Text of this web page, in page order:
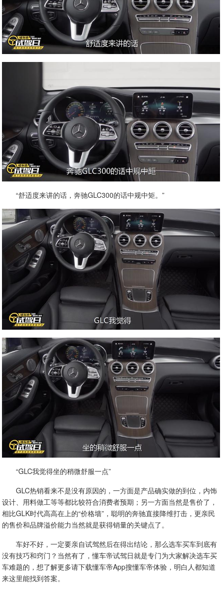
“舒适度来讲的话，奔驰GLC300的话中规中矩。”
“GLC我觉得坐的稍微舒服一点”
GLC热销看来不是没有原因的，一方面是产品确实做的到位，内饰
设计、用料做工等等都比较符合消费者预期；另一方面当然是售价了，
相比GLK时代高高在上的“价格墙”，聪明的奔驰直接降维打击，更亲民
的售价和品牌溢价能力当然就是获得销量的关键点了。
车好不好，一定要亲自试驾然后在得出结论，那么选车买车到底有
没有技巧和窍门？当然有了，懂车帝试驾日就是专门为大家解决选车买
车难题的，想了解更多请下载懂车帝App搜懂车帝体验，明白人都知道
来这里能找到答案。